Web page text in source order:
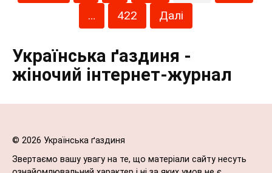
…
422 Далі
Українська ґаздиня -
жіночий інтернет-журнал
© 2026 Українська ґаздиня
Звертаємо вашу увагу на те, що матеріали сайту несуть